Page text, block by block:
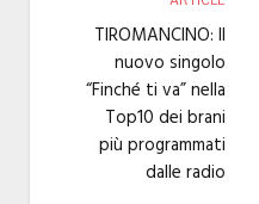
TIROMANCINO: Il
nuovo singolo
“Finché ti va” nella
Top10 dei brani
più programmati
dalle radio